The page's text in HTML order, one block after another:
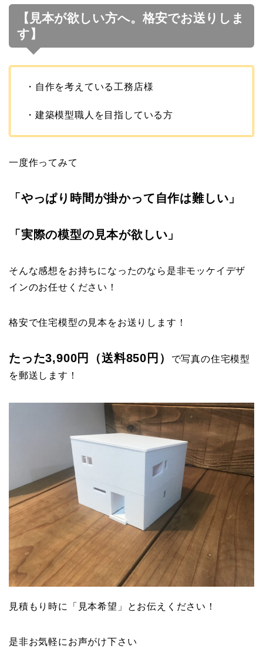
【見本が欲しい方へ。格安でお送りしま
す】
・自作を考えている工務店様
・建築模型職人を目指している方
一度作ってみて
「やっぱり時間が掛かって自作は難しい」
「実際の模型の見本が欲しい」
そんな感想をお持ちになったのなら是非モッケイデザ
インのお任せください！
格安で住宅模型の見本をお送りします！
たった3,900円（送料850円）
で写真の住宅模型
を郵送します！
見積もり時に「見本希望」とお伝えください！
是非お気軽にお声がけ下さい